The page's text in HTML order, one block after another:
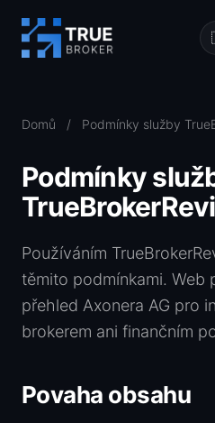
Domů / Podmínky služby
Podmínky
Používáním
těmito podmínkami. Web
přehled Axonera AG pro
brokerem ani finančním
Povaha obsahu